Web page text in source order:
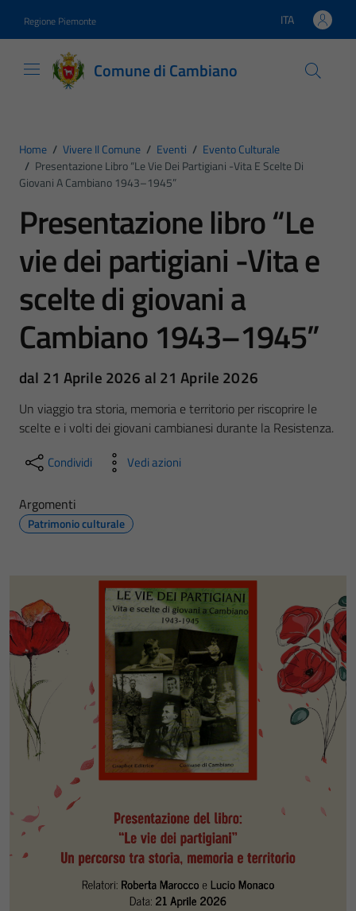
Regione Piemonte Lingua attiva:
ITA
Comune di Cambiano
Home / Vivere Il Comune / Eventi / Evento Culturale
/ Presentazione Libro “Le Vie Dei Partigiani -Vita E Scelte Di
Giovani A Cambiano 1943–1945”
Presentazione libro “Le
vie dei partigiani -Vita e
scelte di giovani a
Cambiano 1943–1945”
dal 21 Aprile 2026 al 21 Aprile 2026
Un viaggio tra storia, memoria e territorio per riscoprire le
scelte e i volti dei giovani cambianesi durante la Resistenza.
Condividi Vedi azioni
Argomenti
Patrimonio culturale